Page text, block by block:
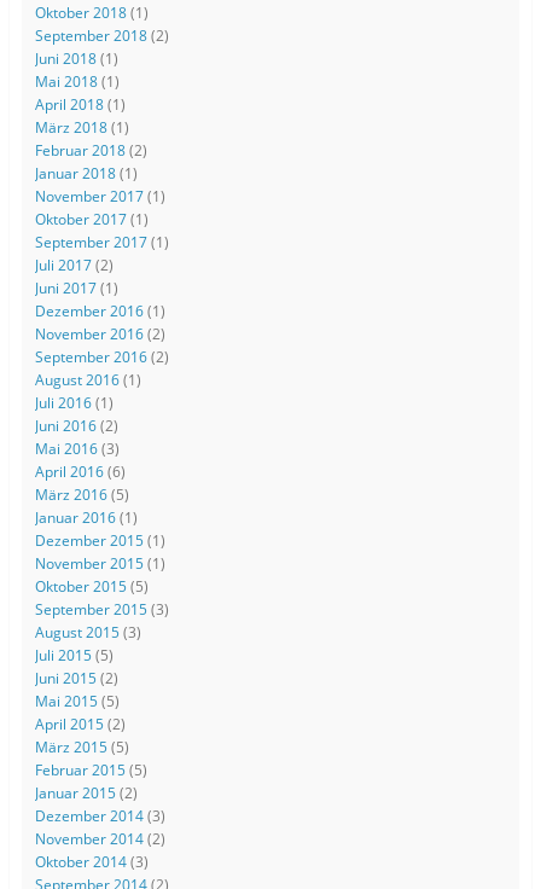
Oktober 2018(1)
September 2018(2)
Juni 2018(1)
Mai 2018(1)
April 2018(1)
März 2018(1)
Februar 2018(2)
Januar 2018(1)
November 2017(1)
Oktober 2017(1)
September 2017(1)
Juli 2017(2)
Juni 2017(1)
Dezember 2016(1)
November 2016(2)
September 2016(2)
August 2016(1)
Juli 2016(1)
Juni 2016(2)
Mai 2016(3)
April 2016(6)
März 2016(5)
Januar 2016(1)
Dezember 2015(1)
November 2015(1)
Oktober 2015(5)
September 2015(3)
August 2015(3)
Juli 2015(5)
Juni 2015(2)
Mai 2015(5)
April 2015(2)
März 2015(5)
Februar 2015(5)
Januar 2015(2)
Dezember 2014(3)
November 2014(2)
Oktober 2014(3)
September 2014(2)